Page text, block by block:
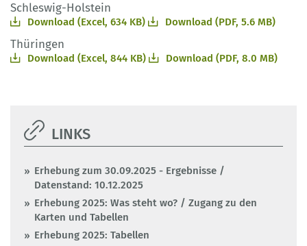
Schleswig-Holstein
Download (Excel, 634 KB) Download (PDF, 5.6 MB)
Thüringen
Download (Excel, 844 KB) Download (PDF, 8.0 MB)
LINKS
Erhebung zum 30.09.2025 - Ergebnisse /
Datenstand: 10.12.2025
Erhebung 2025: Was steht wo? / Zugang zu den
Karten und Tabellen
Erhebung 2025: Tabellen